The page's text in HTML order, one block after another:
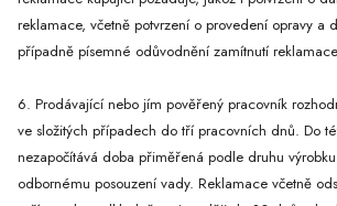
reklamace, včetně potvrzení o provedení opravy a
případně písemné odůvodnění zamítnutí
6. Prodávající nebo jím pověřený pracovník
ve složitých případech do tří pracovních dnů. Do
nezapočítává doba přiměřená podle druhu
odbornému posouzení vady. Reklamace včetně